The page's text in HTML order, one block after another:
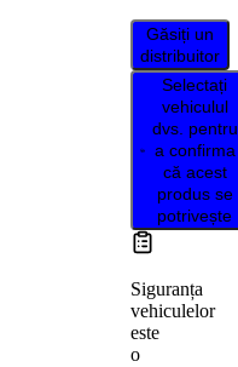
Găsiți un
distribuitor
Selectați
vehiculul
dvs. pentru
a confirma
că acest
produs se
potrivește
Siguranța
vehiculelor
este
o